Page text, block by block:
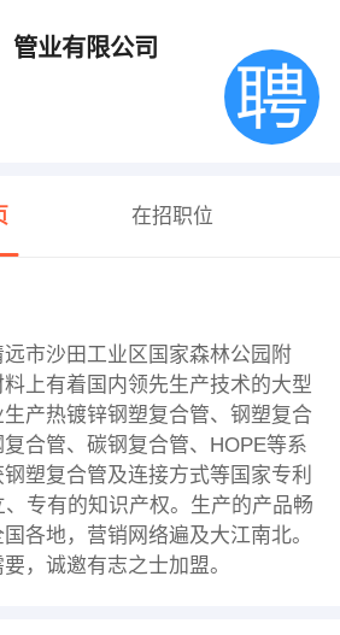
管业有限公司
在招职位
市沙田工业区国家森林公园附
上有着国内领先生产技术的大型
产热镀锌钢塑复合管、钢塑复合
合管、碳钢复合管、HOPE等系
塑复合管及连接方式等国家专利
专有的知识产权。生产的产品畅
各地，营销网络遍及大江南北。
，诚邀有志之士加盟。